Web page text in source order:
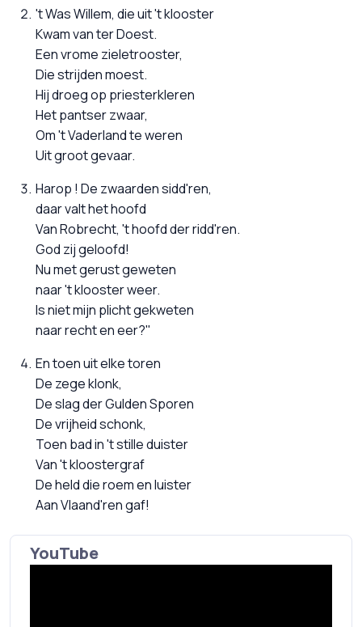
't Was Willem, die uit 't klooster
Kwam van ter Doest.
Een vrome zieletrooster,
Die strijden moest.
Hij droeg op priesterkleren
Het pantser zwaar,
Om 't Vaderland te weren
Uit groot gevaar.
Harop ! De zwaarden sidd'ren,
daar valt het hoofd
Van Robrecht, 't hoofd der ridd'ren.
God zij geloofd!
Nu met gerust geweten
naar 't klooster weer.
Is niet mijn plicht gekweten
naar recht en eer?"
En toen uit elke toren
De zege klonk,
De slag der Gulden Sporen
De vrijheid schonk,
Toen bad in 't stille duister
Van 't kloostergraf
De held die roem en luister
Aan Vlaand'ren gaf!
YouTube